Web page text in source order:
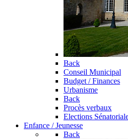
Back
Conseil Municipal
Budget / Finances
Urbanisme
Back
Procès verbaux
Elections
Enfance / Jeunesse
Back